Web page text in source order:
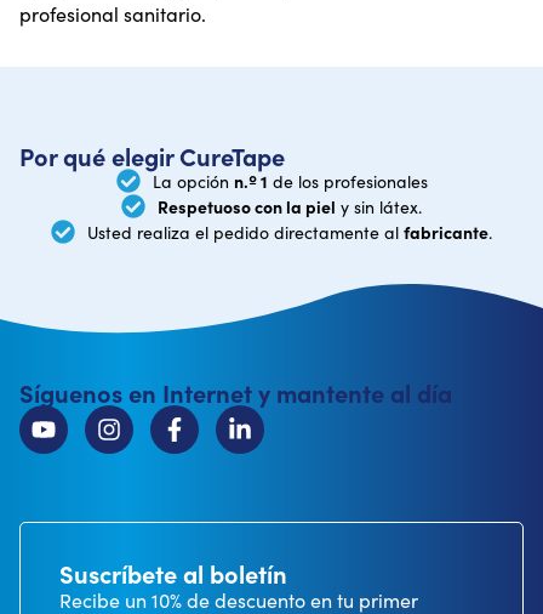
profesional sanitario.
Por qué elegir CureTape
La opción n.º 1 de los profesionales
Respetuoso con la piel y sin látex.
Usted realiza el pedido directamente al fabricante.
Síguenos en Internet y mantente al día
Suscríbete al boletín
Recibe un 10% de descuento en tu primer